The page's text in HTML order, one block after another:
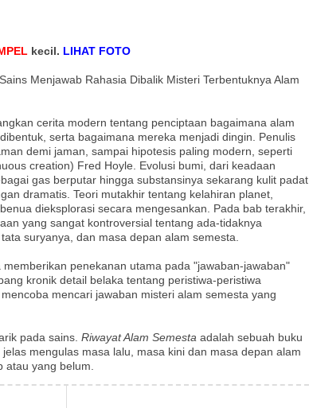
kecil. LIHAT FOTO
Menjawab Rahasia Dibalik Misteri Terbentuknya Alam
cerita modern tentang penciptaan bagaimana alam
serta bagaimana mereka menjadi dingin. Penulis
demi jaman, sampai hipotesis paling modern, seperti
creation) Fred Hoyle. Evolusi bumi, dari keadaan
gas berputar hingga substansinya sekarang kulit padat
dramatis. Teori mutakhir tentang kelahiran planet,
dieksplorasi secara mengesankan. Pada bab terakhir,
yang sangat kontroversial tentang ada-tidaknya
suryanya, dan masa depan alam semesta.
penekanan utama pada "jawaban-jawaban"
kronik detail belaka tentang peristiwa-peristiwa
mencari jawaban misteri alam semesta yang
pada sains. Riwayat Alam Semesta adalah sebuah buku
mengulas masa lalu, masa kini dan masa depan alam
atau yang belum.